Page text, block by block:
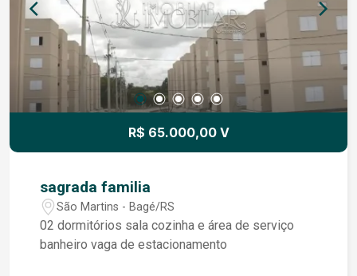
R$ 65.000,00 V
sagrada familia
São Martins - Bagé/RS
02 dormitórios sala cozinha e área de serviço
banheiro vaga de estacionamento